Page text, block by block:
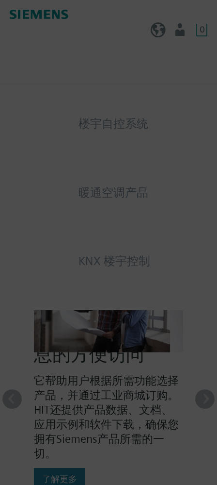
0
楼宇自控系统
暖通空调产品
KNX 楼宇控制
HIT提供对产品信
息的方便访问
它帮助用户根据所需功能选择
产品，并通过工业商城订购。
HIT还提供产品数据、文档、
应用示例和软件下载，确保您
拥有Siemens产品所需的一
切。
了解更多